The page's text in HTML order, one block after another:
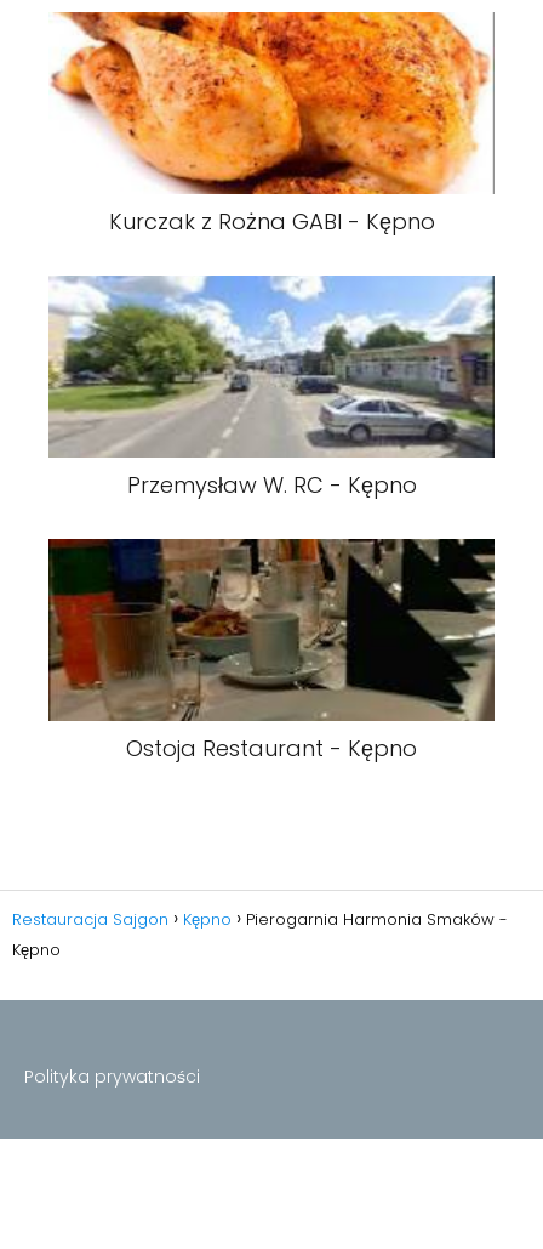
Kurczak z Rożna GABI - Kępno
Przemysław W. RC - Kępno
Ostoja Restaurant - Kępno
Restauracja Sajgon Kępno
Pierogarnia Harmonia Smaków -
Kępno
Polityka prywatności